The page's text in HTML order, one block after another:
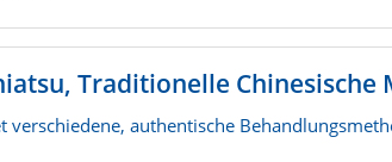
Traditionelle Chinesische
verschiedene, authentische